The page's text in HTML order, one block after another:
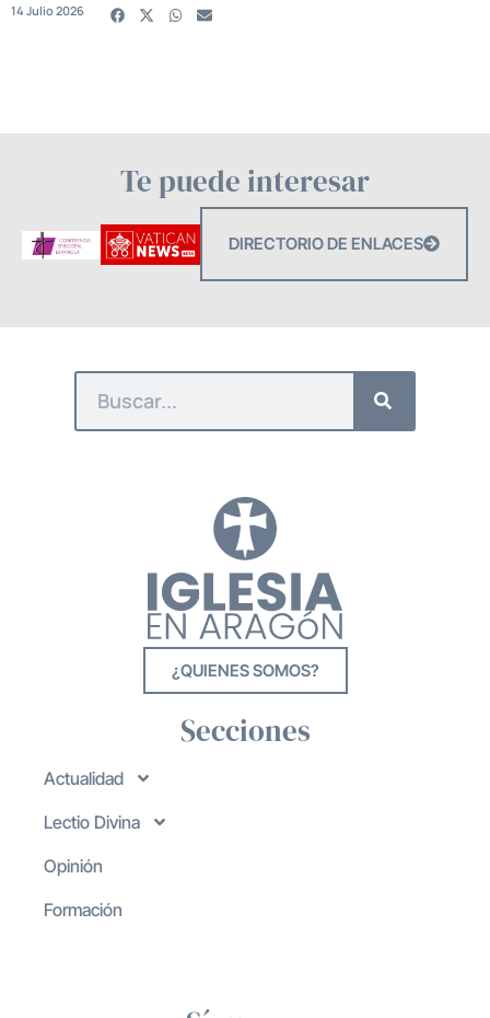
14 Julio 2026
Te puede interesar
DIRECTORIO DE ENLACES
¿QUIENES SOMOS?
Secciones
Actualidad
Lectio Divina
Opinión
Formación